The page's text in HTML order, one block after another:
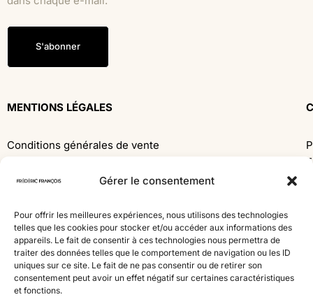
Gérer le consentement
Pour offrir les meilleures expériences, nous utilisons des technologies
telles que les cookies pour stocker et/ou accéder aux informations des
appareils. Le fait de consentir à ces technologies nous permettra de
traiter des données telles que le comportement de navigation ou les ID
uniques sur ce site. Le fait de ne pas consentir ou de retirer son
consentement peut avoir un effet négatif sur certaines caractéristiques
et fonctions.
S'abonner
MENTIONS LÉGALES
Conditions générales de vente
MÉTHODES DE PAIEMENT
Mastercard
Bancontact
Visa